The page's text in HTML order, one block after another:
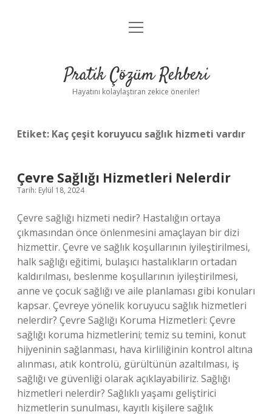
Anasayfa
Yasal Uyarı
menüyü
Pratik Çözüm Rehberi
Hayatını kolaylaştıran zekice öneriler!
Etiket: Kaç çeşit koruyucu sağlık hizmeti vardır
Çevre Sağlığı Hizmetleri Nelerdir
Tarih: Eylül 18, 2024
Çevre sağlığı hizmeti nedir? Hastalığın ortaya
çıkmasından önce önlenmesini amaçlayan bir dizi
hizmettir. Çevre ve sağlık koşullarının iyileştirilmesi,
halk sağlığı eğitimi, bulaşıcı hastalıkların ortadan
kaldırılması, beslenme koşullarının iyileştirilmesi,
anne ve çocuk sağlığı ve aile planlaması gibi konuları
kapsar. Çevreye yönelik koruyucu sağlık hizmetleri
nelerdir? Çevre Sağlığı Koruma Hizmetleri: Çevre
sağlığı koruma hizmetlerini; temiz su temini, konut
hijyeninin sağlanması, hava kirliliğinin kontrol altına
alınması, atık kontrolü, gürültünün azaltılması, iş
sağlığı ve güvenliği olarak açıklayabiliriz. Sağlığı
hizmetleri nelerdir? Sağlıklı yaşamı geliştirici
hizmetlerin sunulması, kayıtlı kişilere sağlık